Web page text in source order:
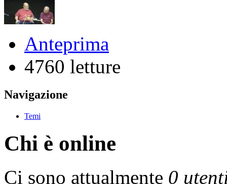
Anteprima
4760 letture
Navigazione
Temi
Chi è online
Ci sono attualmente 0